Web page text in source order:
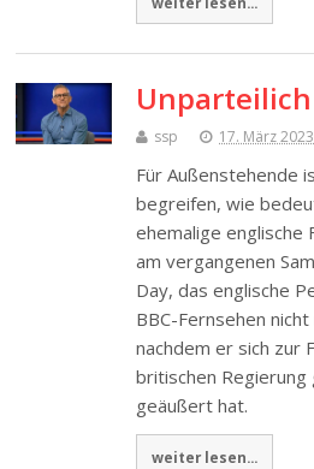
ssp 17. März 2023
Für Außenstehende
begreifen, wie
ehemalige englische
am vergangenen
Day, das englische
BBC-Fernsehen
nachdem er sich zur
britischen
geäußert hat.
weiter lesen...